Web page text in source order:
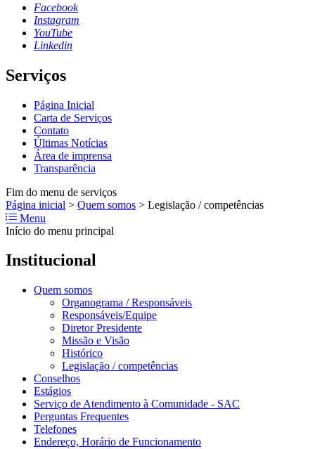
Facebook
Instagram
YouTube
Linkedin
Serviços
Página Inicial
Carta de Serviços
Contato
Últimas Notícias
Área de imprensa
Transparência
Fim do menu de serviços
Página inicial > Quem somos > Legislação / competências
Menu
Início do menu principal
Institucional
Quem somos
Organograma / Responsáveis
Responsáveis/Equipe
Diretor Presidente
Missão e Visão
Histórico
Legislação / competências
Conselhos
Estágios
Serviço de Atendimento à Comunidade - SAC
Perguntas Frequentes
Telefones
Endereço, Horário de Funcionamento